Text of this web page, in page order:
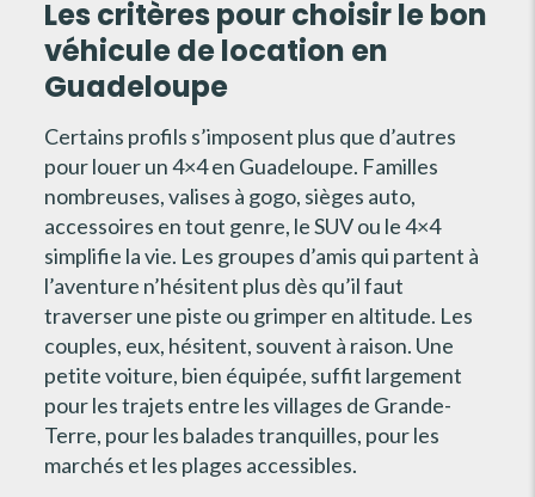
Les critères pour choisir le bon
véhicule de location en
Guadeloupe
Certains profils s’imposent plus que d’autres
pour louer un 4×4 en Guadeloupe. Familles
nombreuses, valises à gogo, sièges auto,
accessoires en tout genre, le SUV ou le 4×4
simplifie la vie. Les groupes d’amis qui partent à
l’aventure n’hésitent plus dès qu’il faut
traverser une piste ou grimper en altitude. Les
couples, eux, hésitent, souvent à raison. Une
petite voiture, bien équipée, suffit largement
pour les trajets entre les villages de Grande-
Terre, pour les balades tranquilles, pour les
marchés et les plages accessibles.